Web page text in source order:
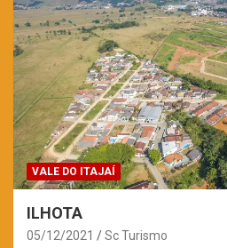
VALE DO ITAJAÍ
ILHOTA
05/12/2021 Sc Turismo